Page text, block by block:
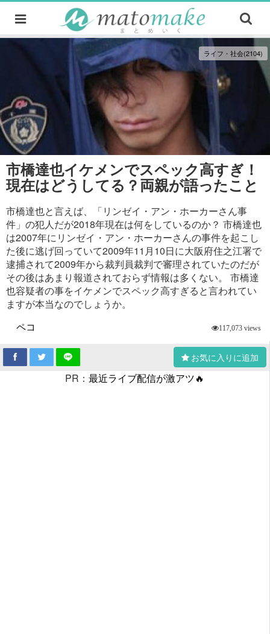
ライフ・社会(2104)
市橋達也イケメンでスペック高すぎ！
現在はどうしてる？両親が語ったこと
市橋達也と言えば、「リンゼイ・アン・ホーカーさん事
件」の犯人だが2018年現在は何をしているのか？ 市橋達也
は2007年にリンゼイ・アン・ホーカーさんの事件を起こし
た後に逃げ回っていて2009年11月10日に大阪府住之江署で
逮捕されて2009年から裁判員裁判で審理されていたのだが
その後はあまり報道されておらず情報は多くない。 市橋達
也容疑者の事をイケメンでスペック高すぎると言われてい
ますが本当なのでしょうか。
ペコ
117,073 views
お気に入りに追加
PR： 最近ライブ配信が激アツ🔥